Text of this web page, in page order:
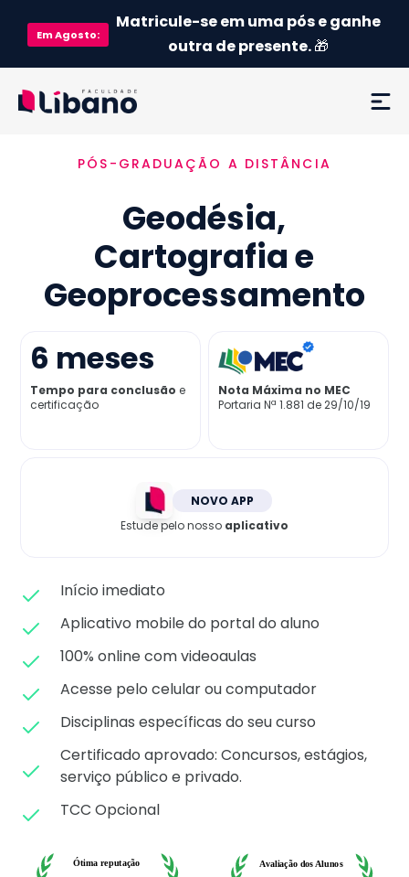
EmAgosto:
Matricule-se em uma pós e ganhe
outra de presente.🎁
Ementa
Como funciona
Credenciamento MEC
Já sou aluno
PÓS-GRADUAÇÃO A DISTÂNCIA
Geodésia,
Cartografia e
Geoprocessamento
6 meses
Tempo para conclusão e
certificação
Nota Máxima no MEC
Portaria Nª 1.881 de 29/10/19
NOVO APP
Estude pelo nosso aplicativo
Início imediato
Aplicativo mobile do portal do aluno
100% online com videoaulas
Acesse pelo celular ou computador
Disciplinas específicas do seu curso
Certificado aprovado: Concursos, estágios,
serviço público e privado.
TCC Opcional